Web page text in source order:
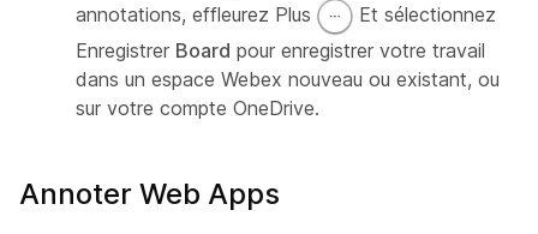
annotations, effleurez Plus
Et sélectionnez
Enregistrer Board pour enregistrer votre travail
dans un espace Webex nouveau ou existant, ou
sur votre compte OneDrive.
Annoter Web Apps